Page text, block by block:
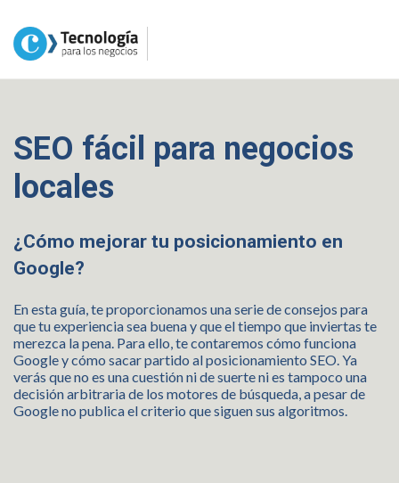
SEO fácil para negocios
locales
¿Cómo mejorar tu posicionamiento en
Google?
En esta guía, te proporcionamos una serie de consejos para
que tu experiencia sea buena y que el tiempo que inviertas te
merezca la pena. Para ello, te contaremos cómo funciona
Google y cómo sacar partido al posicionamiento SEO. Ya
verás que no es una cuestión ni de suerte ni es tampoco una
decisión arbitraria de los motores de búsqueda, a pesar de
Google no publica el criterio que siguen sus algoritmos.